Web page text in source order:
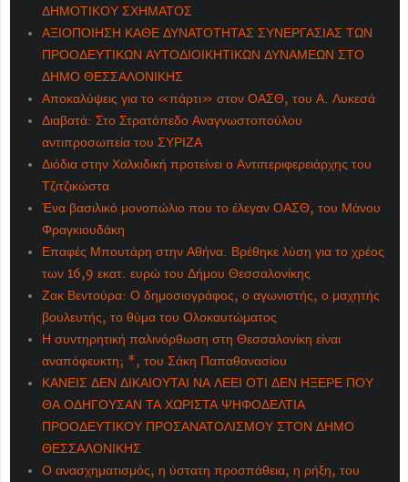
ΔΗΜΟΤΙΚΟΥ ΣΧΗΜΑΤΟΣ
ΑΞΙΟΠΟΙΗΣΗ ΚΑΘΕ ΔΥΝΑΤΟΤΗΤΑΣ ΣΥΝΕΡΓΑΣΙΑΣ ΤΩΝ
ΠΡΟΟΔΕΥΤΙΚΩΝ ΑΥΤΟΔΙΟΙΚΗΤΙΚΩΝ ΔΥΝΑΜΕΩΝ ΣΤΟ
ΔΗΜΟ ΘΕΣΣΑΛΟΝΙΚΗΣ
Αποκαλύψεις για το «πάρτι» στον ΟΑΣΘ, του Α. Λυκεσά
Διαβατά: Στο Στρατόπεδο Αναγνωστοπούλου
αντιπροσωπεία του ΣΥΡΙΖΑ
Διόδια στην Χαλκιδική προτείνει ο Αντιπεριφερειάρχης του
Τζιτζικώστα
Ένα βασιλικό μονοπώλιο που το έλεγαν ΟΑΣΘ, του Μάνου
Φραγκιουδάκη
Επαφές Μπουτάρη στην Αθήνα. Βρέθηκε λύση για το χρέος
των 16,9 εκατ. ευρώ του Δήμου Θεσσαλονίκης
Ζακ Βεντούρα: Ο δημοσιογράφος, ο αγωνιστής, ο μαχητής
βουλευτής, το θύμα του Ολοκαυτώματος
Η συντηρητική παλινόρθωση στη Θεσσαλονίκη είναι
αναπόφευκτη; *, του Σάκη Παπαθανασίου
ΚΑΝΕΙΣ ΔΕΝ ΔΙΚΑΙΟΥΤΑΙ ΝΑ ΛΕΕΙ ΟΤΙ ΔΕΝ ΗΞΕΡΕ ΠΟΥ
ΘΑ ΟΔΗΓΟΥΣΑΝ ΤΑ ΧΩΡΙΣΤΑ ΨΗΦΟΔΕΛΤΙΑ
ΠΡΟΟΔΕΥΤΙΚΟΥ ΠΡΟΣΑΝΑΤΟΛΙΣΜΟΥ ΣΤΟΝ ΔΗΜΟ
ΘΕΣΣΑΛΟΝΙΚΗΣ
Ο ανασχηματισμός, η ύστατη προσπάθεια, η ρήξη, του